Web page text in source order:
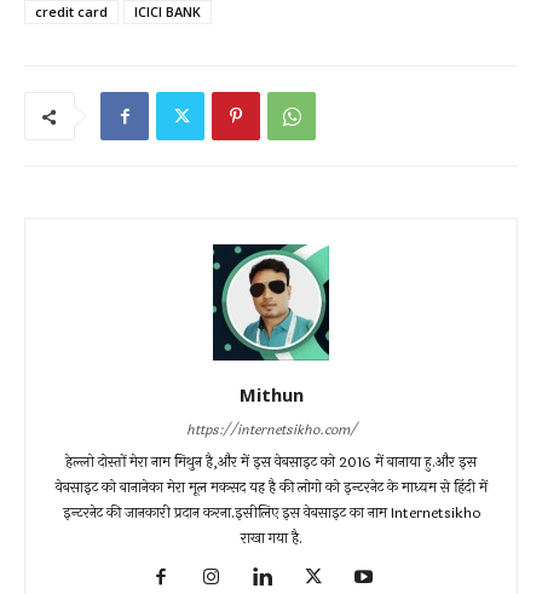
credit card
ICICI BANK
Mithun
https://internetsikho.com/
हेल्लो दोस्तों मेरा नाम मिथुन है,और में इस वेबसाइट को 2016 में बानाया हु.और इस
वेबसाइट को बानानेका मेरा मूल मकसद यह है की लोगो को इन्टरनेट के माध्यम से हिंदी में
इन्टरनेट की जानकारी प्रदान करना.इसीलिए इस वेबसाइट का नाम Internetsikho
राखा गया है.